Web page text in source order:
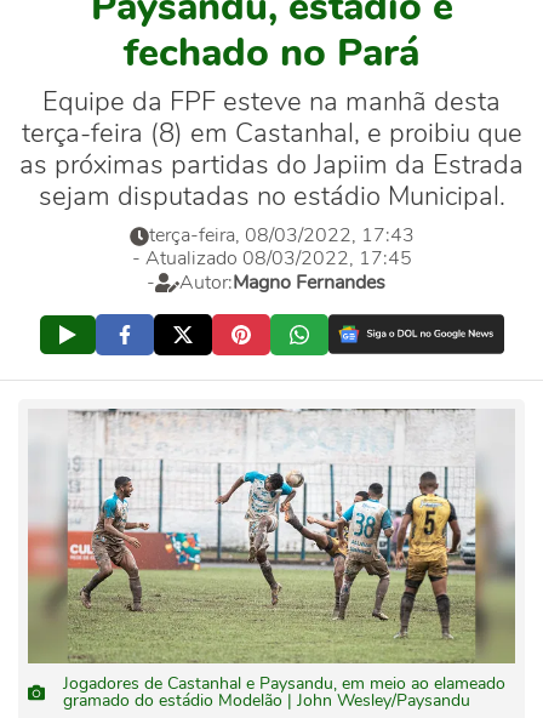
fechado no Pará
Equipe da FPF esteve na manhã desta
terça-feira (8) em Castanhal, e proibiu que
as próximas partidas do Japiim da Estrada
sejam disputadas no estádio Municipal.
terça-feira, 08/03/2022, 17:43
- Atualizado 08/03/2022, 17:45
-
Autor:Magno Fernandes
Jogadores de Castanhal e Paysandu, em meio ao elameado
gramado do estádio Modelão | John Wesley/Paysandu